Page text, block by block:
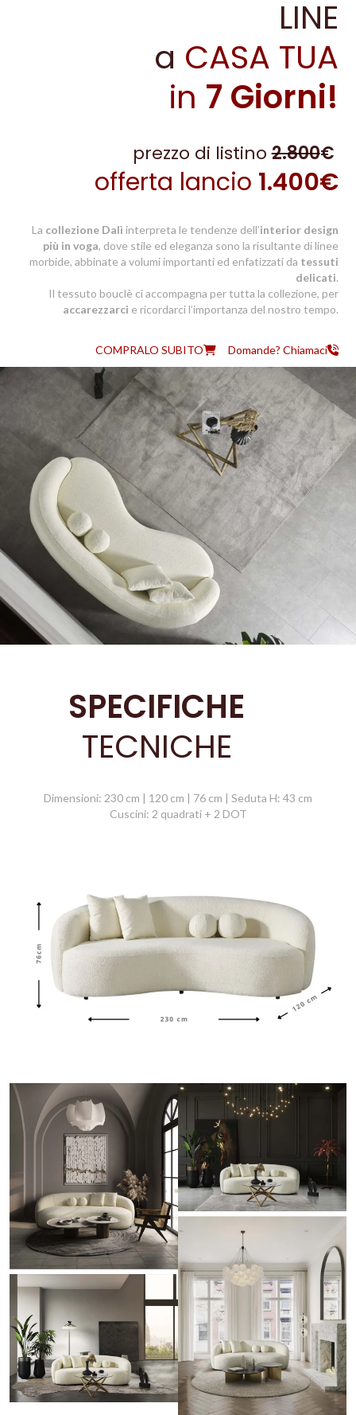
Lasciati avvolgere dal comfort
Collezione DALI’
LINE
a CASA TUA
in 7 Giorni!
prezzo di listino2.800€
offerta lancio 1.400€
La collezione Dalì interpreta le tendenze dell’interior design
più in voga, dove stile ed eleganza sono la risultante di linee
morbide, abbinate a volumi importanti ed enfatizzati da tessuti
delicati.
Il tessuto bouclè ci accompagna per tutta la collezione, per
accarezzarci e ricordarci l’importanza del nostro tempo.
COMPRALO SUBITO Domande? Chiamaci
SPECIFICHE
TECNICHE
Dimensioni: 230 cm | 120 cm | 76 cm | Seduta H: 43 cm
Cuscini: 2 quadrati + 2 DOT